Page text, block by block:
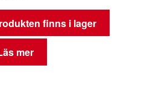
finns i lager
mer